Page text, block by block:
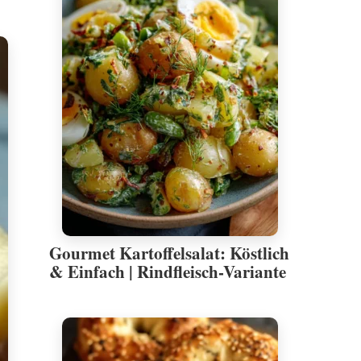
Gourmet Kartoffelsalat: Köstlich
& Einfach | Rindfleisch-Variante